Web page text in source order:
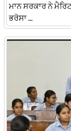
ਮਾਨ ਸਰਕਾਰ ਨੇ
ਭਰੋਸਾ ...